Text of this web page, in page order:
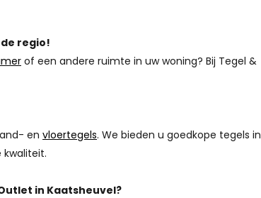
regio!
of een andere ruimte in uw woning? Bij Tegel &
en vloertegels. We bieden u goedkope tegels in
kwaliteit.
in Kaatsheuvel?